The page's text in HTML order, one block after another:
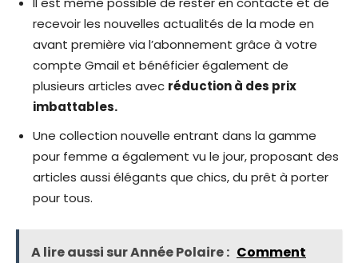
recevoir les nouvelles actualités de la mode en
avant première via l’abonnement grâce à votre
compte Gmail et bénéficier également de
plusieurs articles avec réduction à des prix
imbattables.
Une collection nouvelle entrant dans la gamme
pour femme a également vu le jour, proposant des
articles aussi élégants que chics, du prêt à porter
pour tous.
A lire aussi sur Année Polaire : Comment